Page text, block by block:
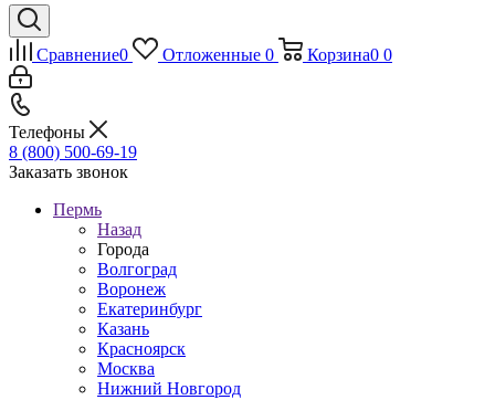
Сравнение0 Отложенные 0 Корзина0 0
Телефоны
8 (800) 500-69-19
Заказать звонок
Пермь
Назад
Города
Волгоград
Воронеж
Екатеринбург
Казань
Красноярск
Москва
Нижний Новгород